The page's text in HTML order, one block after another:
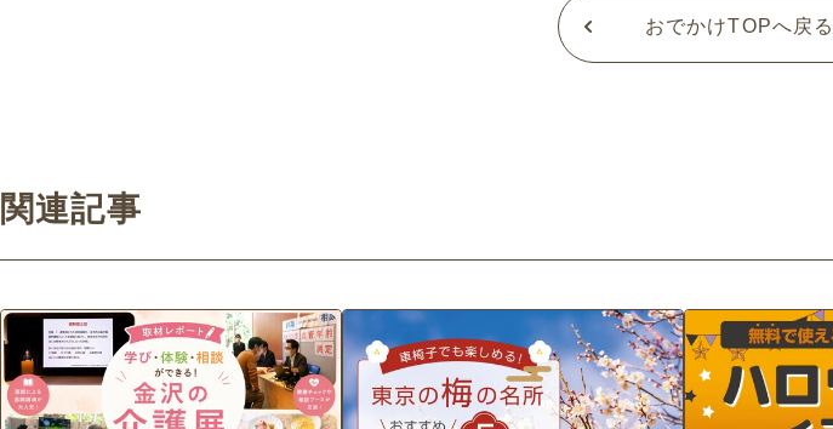
おでかけTOPへ戻る
関連記事